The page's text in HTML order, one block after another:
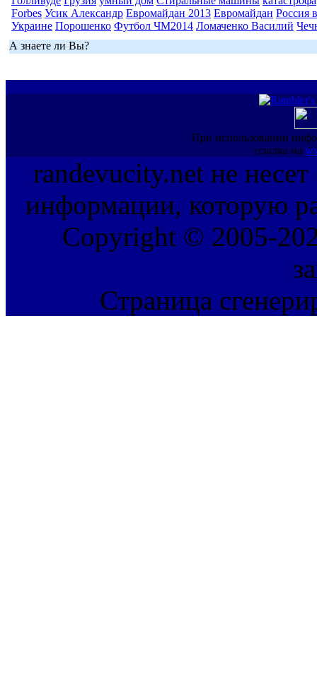
Forbes Усик Александр Евромайдан 2013 Евромайдан Россия
Украине Порошенко Футбол ЧМ2014 Ломаченко Василий
А знаете ли Вы?
При использовании
ссылка на
randevucity.net не несет
информации, которую
Copyright © 2005-
Страница